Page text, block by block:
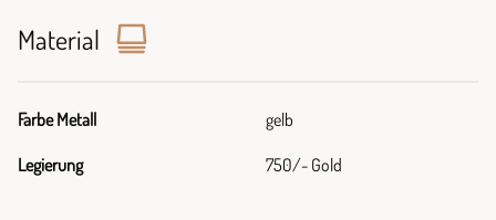
Material
Farbe Metall gelb
Legierung 750/- Gold